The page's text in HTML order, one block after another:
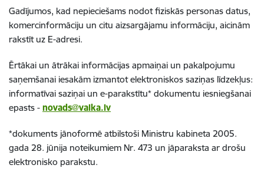
Gadījumos, kad nepieciešams nodot fiziskās personas datus,
komercinformāciju un citu aizsargājamu informāciju, aicinām
rakstīt uz E-adresi.
Ērtākai un ātrākai informācijas apmaiņai un pakalpojumu
saņemšanai iesakām izmantot elektroniskos saziņas līdzekļus:
informatīvai saziņai un e-parakstītu* dokumentu iesniegšanai
epasts - novads@valka.lv
*dokuments jānoformē atbilstoši Ministru kabineta 2005.
gada 28. jūnija noteikumiem Nr. 473 un jāparaksta ar drošu
elektronisko parakstu.